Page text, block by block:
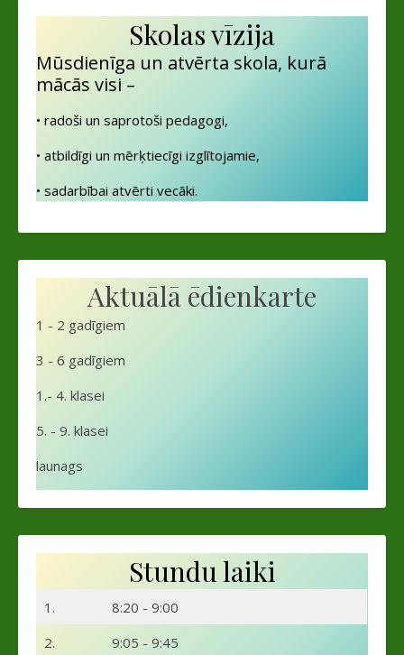
Skolas vīzija
Mūsdienīga un atvērta skola, kurā
mācās visi –
• radoši un saprotoši pedagogi,
• atbildīgi un mērķtiecīgi izglītojamie,
• sadarbībai atvērti vecāki.
Aktuālā ēdienkarte
1 - 2 gadīgiem
3 - 6 gadīgiem
1.- 4. klasei
5. - 9. klasei
launags
Stundu laiki
1.
8:20 - 9:00
2.
9:05 - 9:45